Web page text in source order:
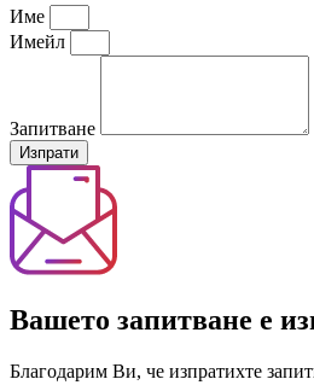
Име
Имейл
Запитване
Изпрати
Вашето запитване е
Благодарим Ви, че изпратихте